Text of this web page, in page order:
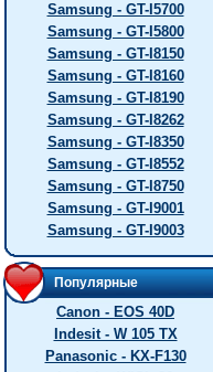
Samsung - GT-I5700
Samsung - GT-I5800
Samsung - GT-I8150
Samsung - GT-I8160
Samsung - GT-I8190
Samsung - GT-I8262
Samsung - GT-I8350
Samsung - GT-I8552
Samsung - GT-I8750
Samsung - GT-I9001
Samsung - GT-I9003
Популярные
Canon - EOS 40D
Indesit - W 105 TX
Panasonic - KX-F130